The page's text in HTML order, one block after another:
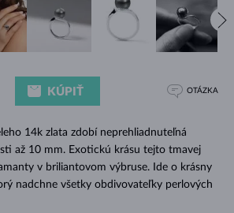
14k zlata zdobí neprehliadnuteľná
až 10 mm. Exotickú krásu tejto tmavej
v briliantovom výbruse. Ide o krásny
nadchne všetky obdivovateľky perlových
KÚPIŤ OTÁZKA